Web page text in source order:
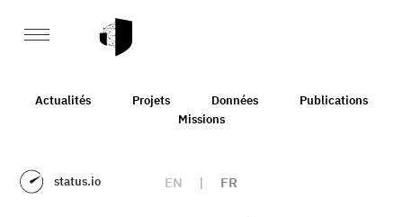
Actualités Projets Données
Publications
Missions
status.io EN | FR